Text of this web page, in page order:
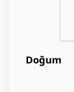
Doğum